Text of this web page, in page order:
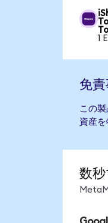
1
免
この
資産を
数